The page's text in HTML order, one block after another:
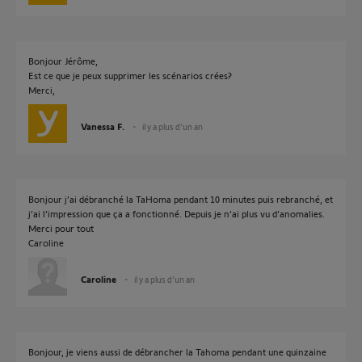
Bonjour Jérôme,
Est ce que je peux supprimer les scénarios crées?
Merci,
Vanessa F. il y a plus d'un an
Bonjour j’ai débranché la TaHoma pendant 10 minutes puis rebranché, et
j’ai l’impression que ça a fonctionné. Depuis je n’ai plus vu d’anomalies.
Merci pour tout
Caroline
Caroline il y a plus d'un an
Bonjour, je viens aussi de débrancher la Tahoma pendant une quinzaine